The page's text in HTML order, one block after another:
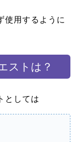
使用するように
ストは？
としては